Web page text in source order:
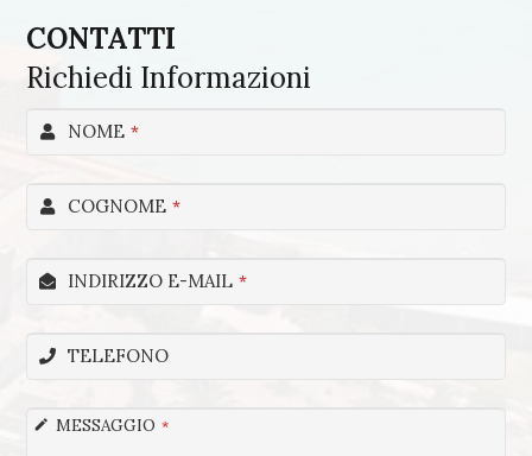
CONTATTI
Richiedi Informazioni
NOME *
COGNOME *
INDIRIZZO E-MAIL *
TELEFONO
MESSAGGIO *